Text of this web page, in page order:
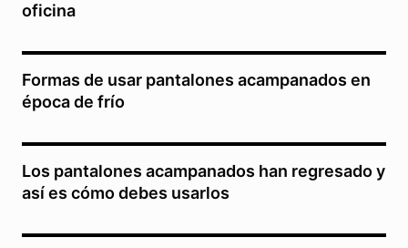
oficina
Formas de usar pantalones acampanados en
época de frío
Los pantalones acampanados han regresado y
así es cómo debes usarlos